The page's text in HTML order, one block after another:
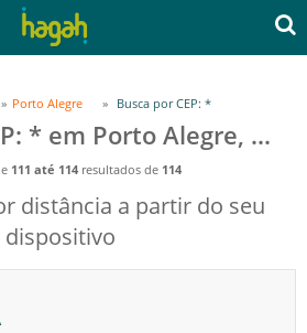
Porto Alegre Busca por CEP: *
Busca por CEP: * em Porto Alegre, RS
111 até 114 resultados de 114
distância a partir do seu
dispositivo